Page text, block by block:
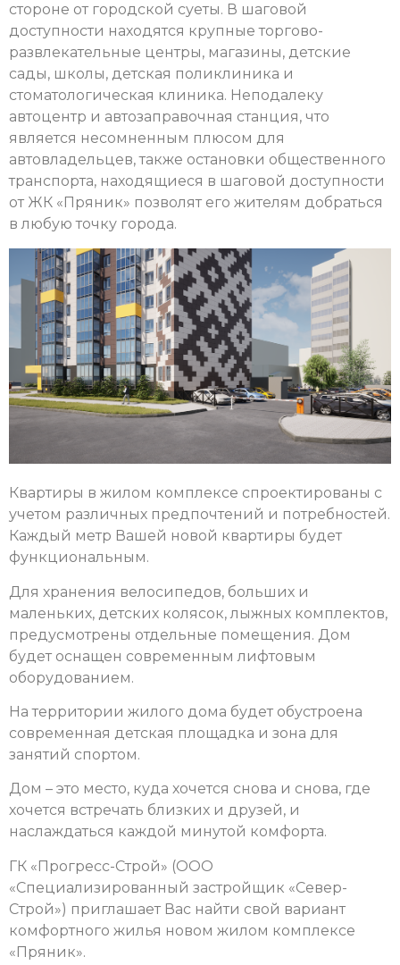
стороне от городской суеты. В шаговой
доступности находятся крупные торгово-
развлекательные центры, магазины, детские
сады, школы, детская поликлиника и
стоматологическая клиника. Неподалеку
автоцентр и автозаправочная станция, что
является несомненным плюсом для
автовладельцев, также остановки общественного
транспорта, находящиеся в шаговой доступности
от ЖК «Пряник» позволят его жителям добраться
в любую точку города.
Квартиры в жилом комплексе спроектированы с
учетом различных предпочтений и потребностей.
Каждый метр Вашей новой квартиры будет
функциональным.
Для хранения велосипедов, больших и
маленьких, детских колясок, лыжных комплектов,
предусмотрены отдельные помещения. Дом
будет оснащен современным лифтовым
оборудованием.
На территории жилого дома будет обустроена
современная детская площадка и зона для
занятий спортом.
Дом – это место, куда хочется снова и снова, где
хочется встречать близких и друзей, и
наслаждаться каждой минутой комфорта.
ГК «Прогресс-Строй» (ООО
«Специализированный застройщик «Север-
Строй») приглашает Вас найти свой вариант
комфортного жилья новом жилом комплексе
«Пряник».